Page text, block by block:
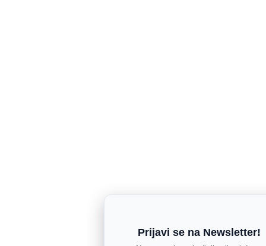
Prijavi se na Newsletter!